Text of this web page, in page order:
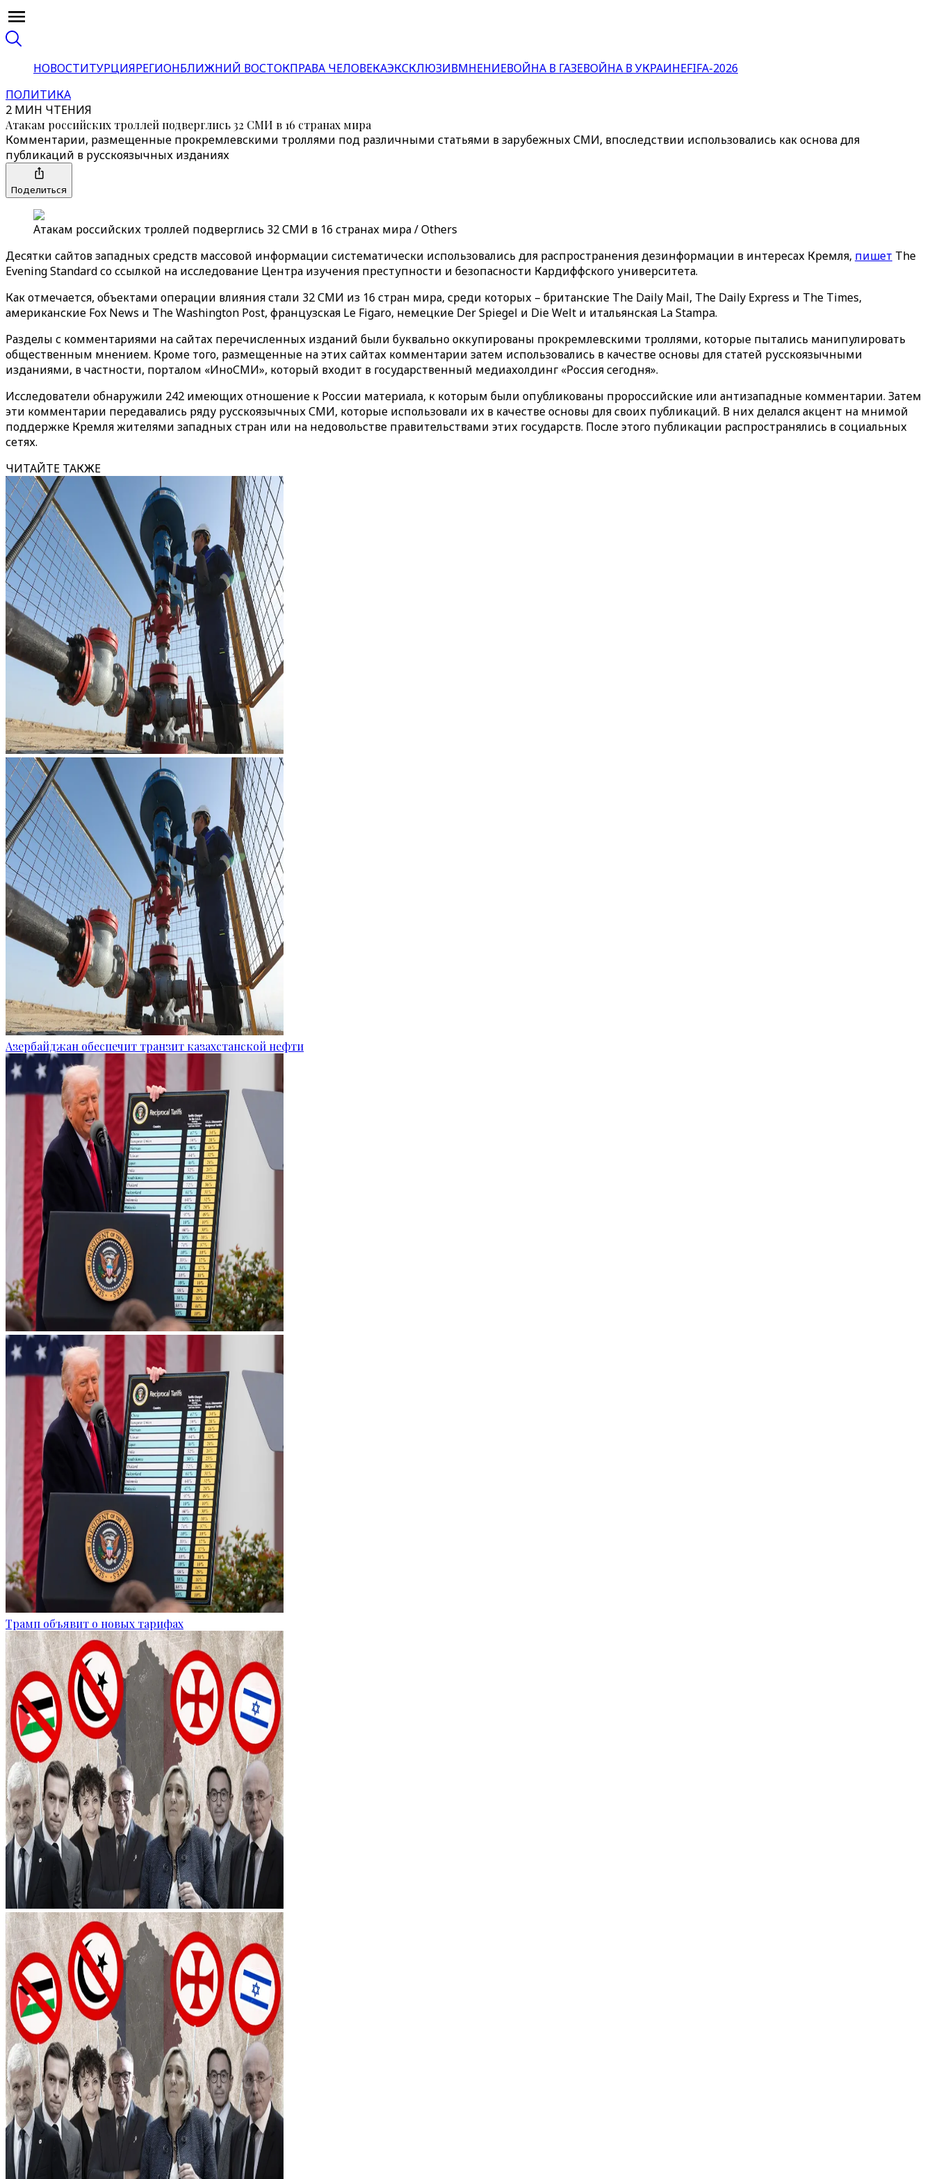
НОВОСТИТУРЦИЯРЕГИОНБЛИЖНИЙ ВОСТОКПРАВА ЧЕЛОВЕКАЭКСКЛЮЗИВМНЕНИЕВОЙНА В ГАЗЕВОЙНА В УКРАИНЕFIFA-2026
ПОЛИТИКА
2 МИН ЧТЕНИЯ
Атакам российских троллей подверглись 32 СМИ в 16 странах мира
Комментарии, размещенные прокремлевскими троллями под различными статьями в зарубежных СМИ, впоследствии использовались как основа для
публикаций в русскоязычных изданиях
Поделиться
Атакам российских троллей подверглись 32 СМИ в 16 странах мира / Others
Десятки сайтов западных средств массовой информации систематически использовались для распространения дезинформации в интересах Кремля, пишет The
Evening Standard со ссылкой на исследование Центра изучения преступности и безопасности Кардиффского университета.
Как отмечается, объектами операции влияния стали 32 СМИ из 16 стран мира, среди которых – британские The Daily Mail, The Daily Express и The Times,
американские Fox News и The Washington Post, французская Le Figaro, немецкие Der Spiegel и Die Welt и итальянская La Stampa.
Разделы с комментариями на сайтах перечисленных изданий были буквально оккупированы прокремлевскими троллями, которые пытались манипулировать
общественным мнением. Кроме того, размещенные на этих сайтах комментарии затем использовались в качестве основы для статей русскоязычными
изданиями, в частности, порталом «ИноСМИ», который входит в государственный медиахолдинг «Россия сегодня».
​​​​​​​Исследователи обнаружили 242 имеющих отношение к России материала, к которым были опубликованы пророссийские или антизападные комментарии. Затем
эти комментарии передавались ряду русскоязычных СМИ, которые использовали их в качестве основы для своих публикаций. В них делался акцент на мнимой
поддержке Кремля жителями западных стран или на недовольстве правительствами этих государств. После этого публикации распространялись в социальных
сетях.
ЧИТАЙТЕ ТАКЖЕ
Азербайджан обеспечит транзит казахстанской нефти
Трамп объявит о новых тарифах